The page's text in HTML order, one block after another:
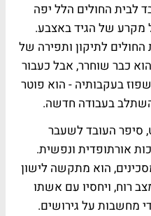
לבית החולים הלל יפה
מקרע של הגיד באצבע.
החולים לתיקון ותפירה של
כבר שוחרר, אבל כעבור
בעקבותיה - הוא פוטר
בעבודה חדשה.
העובד לשעבר
אורתופדית ונפשית.
הוא מתקשה לישון
רוח, ויחסיו עם אשתו
מחשבות על גירושים.